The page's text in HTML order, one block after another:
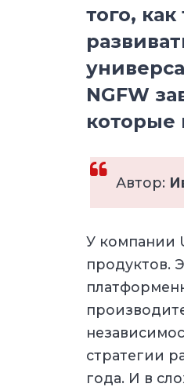
того,
NGFW
которые
Автор:
У компании
продуктов.
стратегии
года. И в